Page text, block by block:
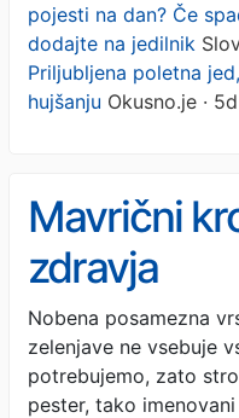
pojesti na dan? Če
dodajte na jedilnik
Priljubljena poletna
hujšanju Okusno.je · 5d
Mavrični
zdravja
Nobena posamezna
zelenjave ne vsebuje
potrebujemo, zato
pester, tako